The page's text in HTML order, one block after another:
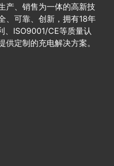
产、销售为一体的高新技
、可靠、创新，拥有18年
、ISO9001/CE等质量认
定制的充电解决方案。